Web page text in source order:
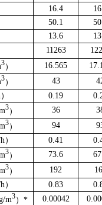
16.4
50.1
13.6
11263
3） 16.565
3） 43
） 0.19
3） 36
3） 94
） 0.41
3） 73.6
3） 192
） 0.83
m3） * 0.00042